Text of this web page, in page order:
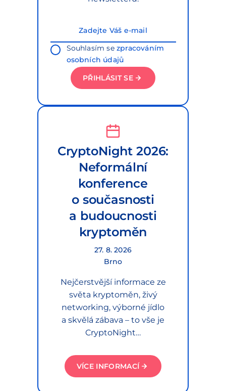
Souhlasím sezpracováním
osobních údajů
PŘIHLÁSIT SE
CryptoNight 2026:
Neformální
konference
o současnosti
a budoucnosti
kryptoměn
27. 8. 2026
Brno
Nejčerstvější informace ze
světa kryptoměn, živý
networking, výborné jídlo
a skvělá zábava – to vše je
CryptoNight…
VÍCE INFORMACÍ